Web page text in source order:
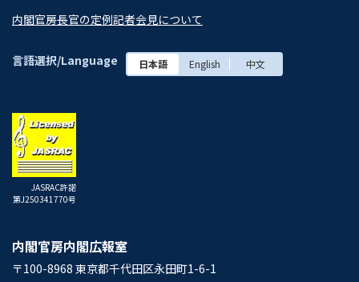
内閣官房長官の定例記者会見について
言語選択/Language 日本語 English 中文
JASRAC許諾
第J250341770号
内閣官房内閣広報室
〒100-8968 東京都千代田区永田町1-6-1